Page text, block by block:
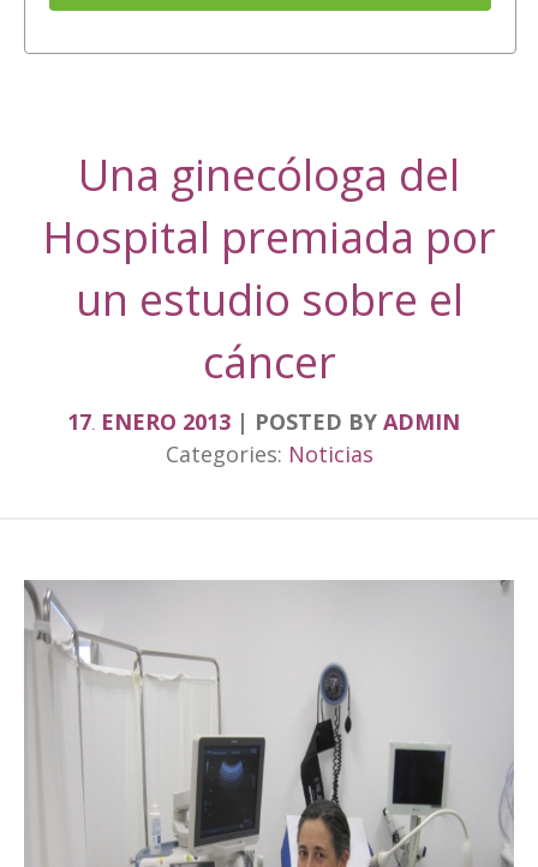
Una ginecóloga del
Hospital premiada por
un estudio sobre el
cáncer
17. ENERO 2013 POSTED BY ADMIN
Categories: Noticias